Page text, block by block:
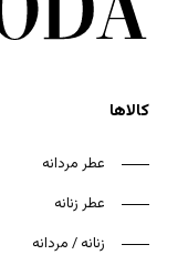
کالاها
عطر مردانه
عطر زنانه
زنانه / مردانه